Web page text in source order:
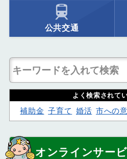
公共交通
よく検索されて
補助金 子育て 婚活 市への
オンラインサー